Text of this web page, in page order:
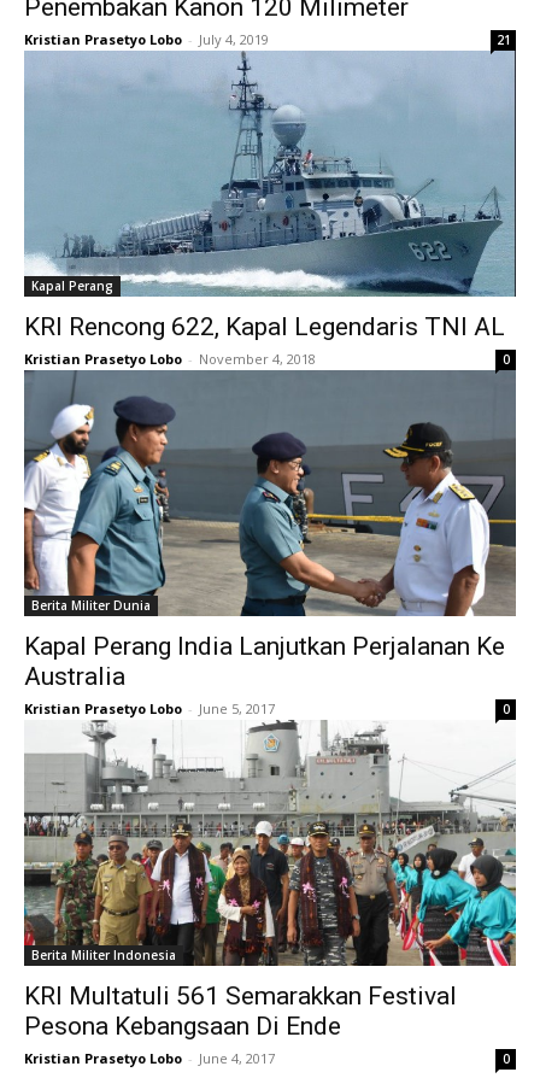
Penembakan Kanon 120 Milimeter
Kristian Prasetyo Lobo - July 4, 2019 21
Kapal Perang
KRI Rencong 622, Kapal Legendaris TNI AL
Kristian Prasetyo Lobo - November 4, 2018 0
Berita Militer Dunia
Kapal Perang India Lanjutkan Perjalanan Ke
Australia
Kristian Prasetyo Lobo - June 5, 2017 0
Berita Militer Indonesia
KRI Multatuli 561 Semarakkan Festival
Pesona Kebangsaan Di Ende
Kristian Prasetyo Lobo - June 4, 2017 0